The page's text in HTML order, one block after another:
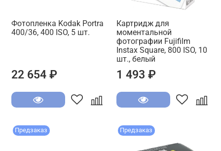
Фотопленка Kodak Portra
400/36, 400 ISO, 5 шт.
22 654 ₽
Картридж для
моментальной
фотографии Fujifilm
Instax Square, 800 ISO, 10
шт., белый
1 493 ₽
Предзаказ Предзаказ